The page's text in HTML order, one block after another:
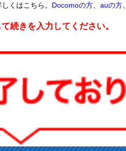
くはこちら。 Docomoの方、 auの方、
続きを入力してください。